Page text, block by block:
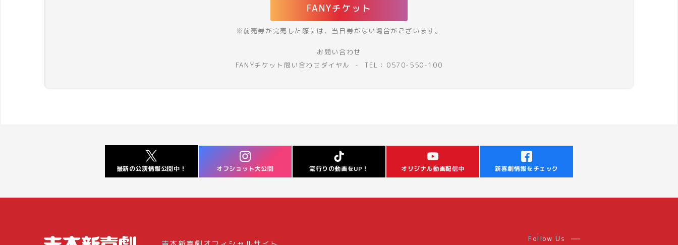
FANYチケット
※前売券が完売した際には、 当日券がない場合がございます。
お問い合わせ
FANYチケット問い合わせダイヤル
TEL 0570-550-100
最新の公演情報公開中！ オフショット大公開 流行りの動画をUP！ オリジナル動画配信中 新喜劇情報をチェック
Follow Us